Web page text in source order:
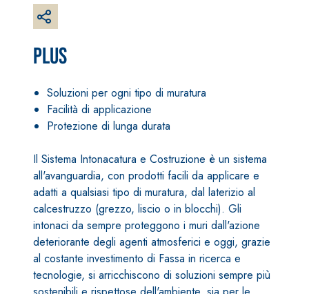
Plus
Soluzioni per ogni tipo di muratura
Facilità di applicazione
Protezione di lunga durata
Il Sistema Intonacatura e Costruzione è un sistema
all'avanguardia, con prodotti facili da applicare e
adatti a qualsiasi tipo di muratura, dal laterizio al
calcestruzzo (grezzo, liscio o in blocchi). Gli
intonaci da sempre proteggono i muri dall'azione
deteriorante degli agenti atmosferici e oggi, grazie
al costante investimento di Fassa in ricerca e
tecnologie, si arricchiscono di soluzioni sempre più
GEOACTIVE R4 40
Malta rapida
contenente speciali
leganti
polimero-
modificata,
tixotropica,
la passivazione,
riparazione,
rasatura e
protezione di
strutture in
calcestruzzo
conducibilità
di massetti
radianti a
basso
spessore in
ambienti
interni.
A 96 RESPHIRA
Collante-rasante
alleggerito, fibrato,
con calce idraulica